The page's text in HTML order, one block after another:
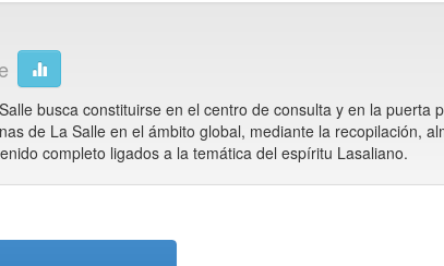
busca constituirse en el centro de consulta y en la puerta
de La Salle en el ámbito global, mediante la recopilación,
completo ligados a la temática del espíritu Lasaliano.